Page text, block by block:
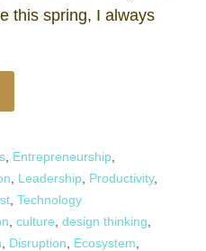
this spring, I always
Entrepreneurship
Leadership Productivity,
Technology
culture design thinking
Disruption Ecosystem